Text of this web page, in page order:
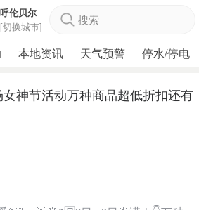
呼伦贝尔
[切换城市]
搜索
本地资讯 天气预警 停水/停电
神节活动万种商品超低折扣还有